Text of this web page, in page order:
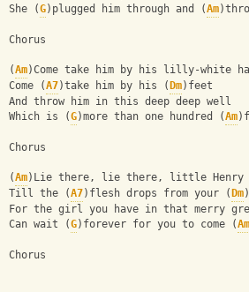
She (G)plugged him through and (Am
Chorus
(Am)Come take him by his lilly-white
Come (A7)take him by his ( Dm)feet
And throw him in this deep deep well
Which is (G)more than one hundred (Am
Chorus
(Am)Lie there, lie there, little Henry
Till the (A7)flesh drops from your ( Dm
For the girl you have in that merry
Can wait (G)forever for you to come (Am
Chorus